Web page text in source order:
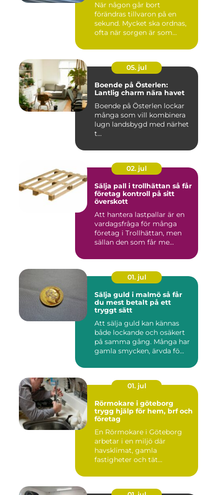
När någon går bort
förändras tillvaron på en
sekund. Mycket ska ordnas,
ofta när sorgen är som
05. jul
Boende på Österlen:
Lantlig charm nära havet
Boende på Österlen lockar
många som vill kombinera
lugn landsbygd med närhet
t...
02. jul
Sälja pall i trollhättan så får
företag kontroll på sitt
överskott
Att hantera lastpallar är en
vardagsfråga för många
företag i Trollhättan, men
sällan den som får me...
01. jul
Sälja guld i malmö så får
du mest betalt på ett
tryggt sätt
Att sälja guld kan kännas
både lockande och osäkert
på samma gång. Många har
gamla smycken, ärvda fö...
01. jul
Rörmokare i göteborg
trygg hjälp för hem, brf och
företag
En Rörmokare i Göteborg
arbetar i en miljö där
havsklimat, gamla
fastigheter och tät